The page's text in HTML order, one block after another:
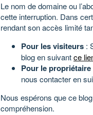
Le nom de domaine ou
cette interruption. Dans
rendant son accès limité
Pour les visiteurs :
blog en suivantce
Pour le propriétaire
nous contacter en
Nous espérons que ce
compréhension.